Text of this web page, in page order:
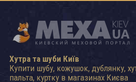
Хутра та шуби Київ
Купити шубу, кожушок, дублянку,
пальта, куртку в магазинах Києва